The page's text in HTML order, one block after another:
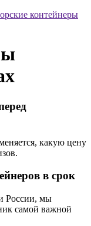
контейнеры
какую цену
в срок
России, мы
самой важной